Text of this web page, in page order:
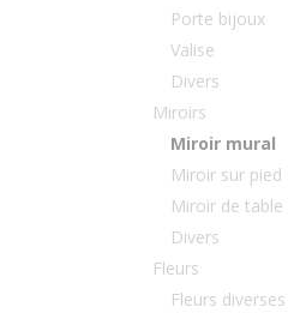
Porte bijoux
Valise
Divers
Miroirs
Miroir mural
Miroir sur pied
Miroir de table
Divers
Fleurs
Fleurs diverses